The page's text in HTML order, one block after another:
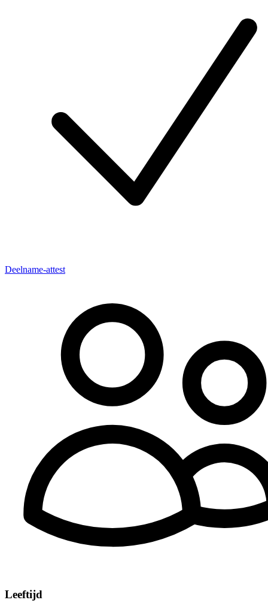
Deelname-attest
Leeftijd